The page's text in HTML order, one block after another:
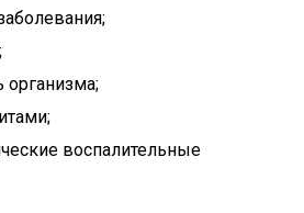
организма;
воспалительные